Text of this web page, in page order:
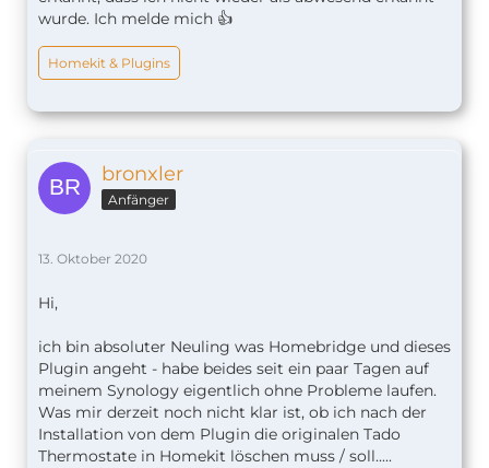
wurde. Ich melde mich 👍
Homekit & Plugins
bronxler
Anfänger
13. Oktober 2020
Hi,
ich bin absoluter Neuling was Homebridge und dieses
Plugin angeht - habe beides seit ein paar Tagen auf
meinem Synology eigentlich ohne Probleme laufen.
Was mir derzeit noch nicht klar ist, ob ich nach der
Installation von dem Plugin die originalen Tado
Thermostate in Homekit löschen muss / soll.....